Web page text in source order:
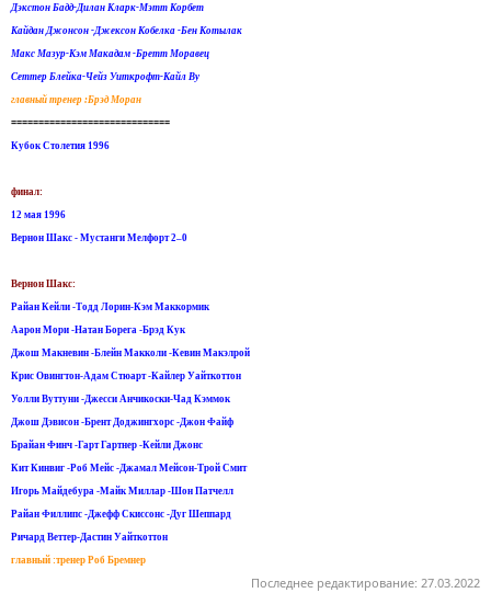
Дэкстон Бадд-Дилан Кларк-Мэтт Корбет
Кайдан Джонсон -Джексон Кобелка -Бен Котылак
Макс Мазур-Кэм Макадам -Бретт Моравец
Сеттер Блейка-Чейз Уиткрофт-Кайл Ву
главный тренер :Брэд Моран
=============================
Кубок Столетия 1996
финал:
12 мая 1996
Вернон Шакс - Мустанги Мелфорт 2–0
Вернон Шакс:
Райан Кейли -Тодд Лорин-Кэм Маккормик
Аарон Мори -Натан Борега -Брэд Кук
Джош Макневин -Блейн Макколи -Кевин Макэлрой
Крис Овингтон-Адам Стюарт -Кайлер Уайткоттон
Уолли Вуттуни -Джесси Анчикоски-Чад Кэммок
Джош Дэвисон -Брент Доджингхорс -Джон Файф
Брайан Финч -Гарт Гартнер -Кейли Джонс
Кит Кинвиг -Роб Мейс -Джамал Мейсон-Трой Смит
Игорь Майдебура -Майк Миллар -Шон Патчелл
Райан Филлипс -Джефф Скиссонс -Дуг Шеппард
Ричард Веттер-Дастин Уайткоттон
главный :тренер Роб Бремнер
Последнее редактирование: 27.03.2022